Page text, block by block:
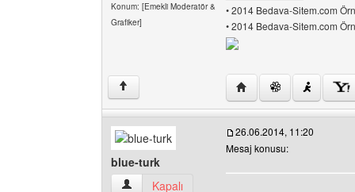
Konum: [Emekli Moderatör &
Grafiker]
• 2014 Bedava-Sitem.com
• 2014 Bedava-Sitem.com
↑ Yazarın web sitesini
blue-turk
blue-turk Kullanıcının profilini görüntüle
Kapalı
26.06.2014, 11:20
Mesaj konusu: